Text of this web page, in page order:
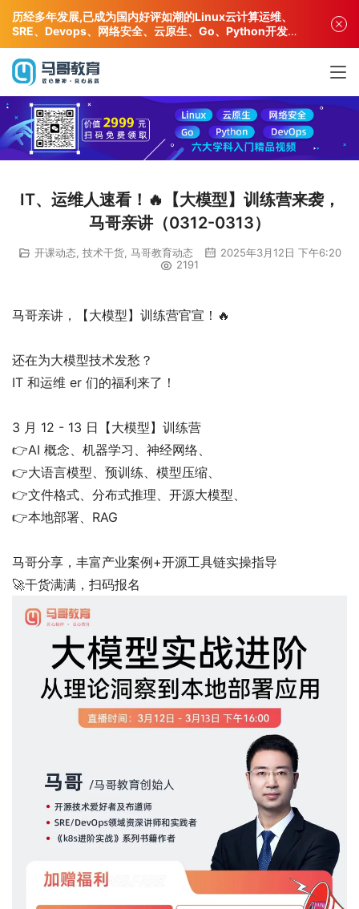
IT、运维人速看！🔥【大模型】训练营来袭，
马哥亲讲（0312-0313）
开课动态, 技术干货, 马哥教育动态
2025年3月12日 下午6:20
2191
马哥亲讲，【大模型】训练营官宣！🔥
还在为大模型技术发愁？
IT 和运维 er 们的福利来了！
3 月 12 - 13 日【大模型】训练营
👉AI 概念、机器学习、神经网络、
👉大语言模型、预训练、模型压缩、
👉文件格式、分布式推理、开源大模型、
👉本地部署、RAG
马哥分享，丰富产业案例+开源工具链实操指导
🚀干货满满，扫码报名
历经多年发展,已成为国内好评如潮的Linux云计算运维、
SRE、Devops、网络安全、云原生、Go、Python开发专
业人才培训机构!